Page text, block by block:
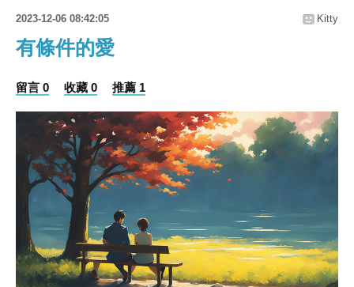
2023-12-06 08:42:05 Kitty
有條件的愛
留言 0 收藏 0 推薦 1